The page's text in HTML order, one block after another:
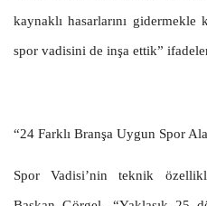
kaynaklı hasarlarını
spor vadisini de inşa ettik”
“24 Farklı Branşa Uygun Spor
Spor Vadisi’nin teknik